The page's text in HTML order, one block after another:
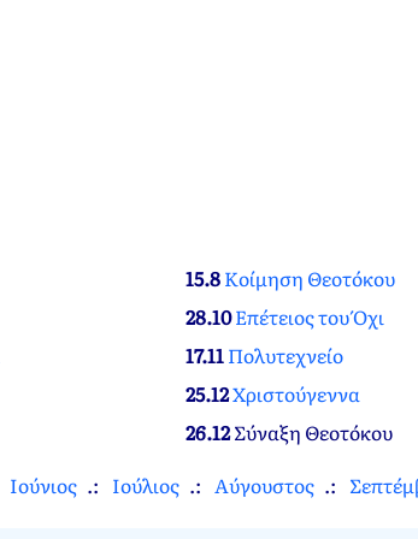
15.8Κοίμηση Θεοτόκου
28.10Επέτειος του Όχι
17.11Πολυτεχνείο
25.12Χριστούγεννα
26.12Σύναξη Θεοτόκου
Ιούνιος Ιούλιος Αύγουστος